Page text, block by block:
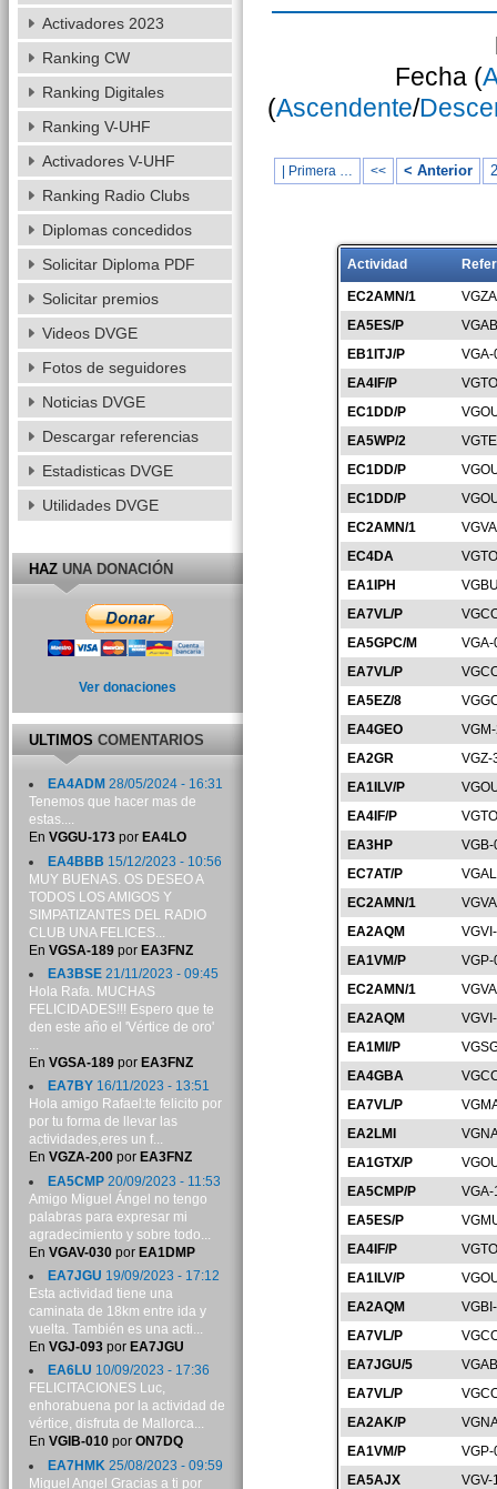
Fecha (
(Ascendente/
| Primera … << < Anterior
Actividad
EC2AMN/1
EA5ES/P
EB1ITJ/P
EA4IF/P
EC1DD/P
EA5WP/2
EC1DD/P
EC1DD/P
EC2AMN/1
EC4DA
EA1IPH
EA7VL/P
EA5GPC/M
EA7VL/P
EA5EZ/8
EA4GEO
EA2GR
VGZ-
EA1ILV/P
EA4IF/P
EA3HP
EC7AT/P
EC2AMN/1
EA2AQM
EA1VM/P
EC2AMN/1
EA2AQM
EA1MI/P
EA4GBA
EA7VL/P
EA2LMI
EA1GTX/P
EA5CMP/P
VGA-
EA5ES/P
EA4IF/P
EA1ILV/P
EA2AQM
EA7VL/P
EA7JGU/5
EA7VL/P
EA2AK/P
EA1VM/P
EA5AJX
VGV-
Activadores 2023
Ranking CW
Ranking Digitales
Ranking V-UHF
Activadores V-UHF
Ranking Radio Clubs
Diplomas concedidos
Solicitar Diploma PDF
Solicitar premios
Videos DVGE
Fotos de seguidores
Noticias DVGE
Descargar referencias
Estadisticas DVGE
Utilidades DVGE
HAZUNA DONACIÓN
Ver donaciones
ULTIMOSCOMENTARIOS
EA4ADM 28/05/2024 - 16:31
Tenemos que hacer mas de
estas....
En VGGU-173por EA4LO
EA4BBB 15/12/2023 - 10:56
MUY BUENAS. OS DESEO A
TODOS LOS AMIGOS Y
SIMPATIZANTES DEL RADIO
CLUB UNA FELICES...
En VGSA-189por EA3FNZ
EA3BSE21/11/2023 - 09:45
Hola Rafa. MUCHAS
FELICIDADES!!! Espero que te
den este año el 'Vértice de oro'
...
En VGSA-189por EA3FNZ
EA7BY16/11/2023 - 13:51
Hola amigo Rafael:te felicito por
por tu forma de llevar las
actividades,eres un f...
En VGZA-200por EA3FNZ
EA5CMP20/09/2023 - 11:53
Amigo Miguel Ángel no tengo
palabras para expresar mi
agradecimiento y sobre todo...
En VGAV-030por EA1DMP
EA7JGU 19/09/2023 - 17:12
Esta actividad tiene una
caminata de 18km entre ida y
vuelta. También es una acti...
En VGJ-093por EA7JGU
EA6LU 10/09/2023 - 17:36
FELICITACIONES Luc,
enhorabuena por la actividad de
vértice, disfruta de Mallorca...
En VGIB-010por ON7DQ
EA7HMK 25/08/2023 - 09:59
Miguel Angel Gracias a ti por